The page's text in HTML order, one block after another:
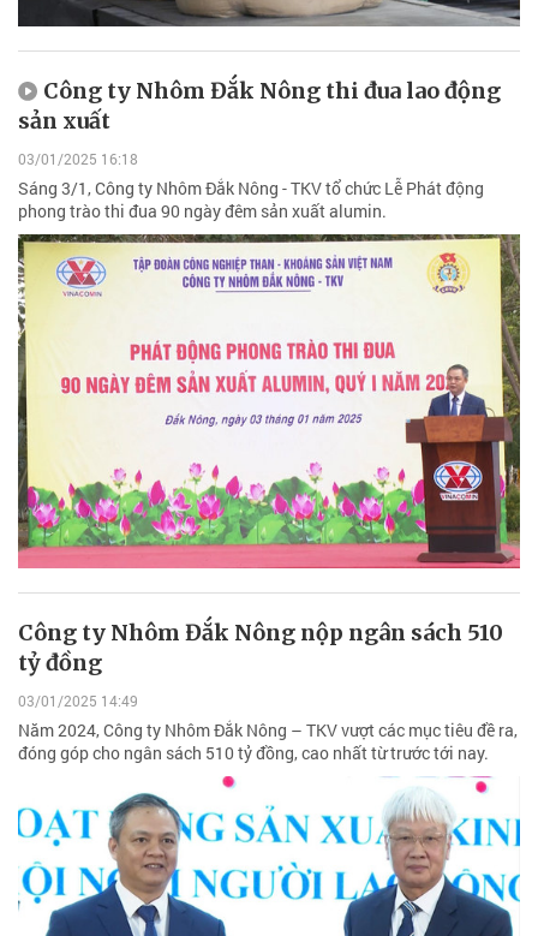
Công ty Nhôm Đắk Nông thi đua lao động
sản xuất
03/01/2025 16:18
Sáng 3/1, Công ty Nhôm Đắk Nông - TKV tổ chức Lễ Phát động
phong trào thi đua 90 ngày đêm sản xuất alumin.
Công ty Nhôm Đắk Nông nộp ngân sách 510
tỷ đồng
03/01/2025 14:49
Năm 2024, Công ty Nhôm Đắk Nông – TKV vượt các mục tiêu đề ra,
đóng góp cho ngân sách 510 tỷ đồng, cao nhất từ trước tới nay.